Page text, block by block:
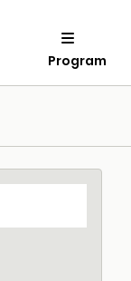
Program